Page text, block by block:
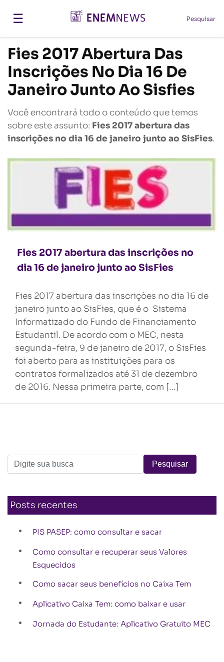
☰ Pesquisar
Fies 2017 Abertura Das
Inscrições No Dia 16 De
Janeiro Junto Ao Sisfies
Você encontrará todo o conteúdo que temos
sobre este assunto: Fies 2017 abertura das
inscrições no dia 16 de janeiro junto ao SisFies.
Fies 2017 abertura das inscrições no
dia 16 de janeiro junto ao SisFies
Fies 2017 abertura das inscrições no dia 16 de
janeiro junto ao SisFies, que é o Sistema
Informatizado do Fundo de Financiamento
Estudantil. De acordo com o MEC, nesta
segunda-feira, 9 de janeiro de 2017, o SisFies
foi aberto para as instituições para os
contratos formalizados até 31 de dezembro
de 2016. Nessa primeira parte, com […]
Posts recentes
PIS PASEP: como consultar e sacar
Como consultar e recuperar seus Valores
Esquecidos
Como sacar seus benefícios no Caixa Tem
Aplicativo Caixa Tem: como baixar e usar
Jornada do Estudante: Aplicativo Gratuito MEC